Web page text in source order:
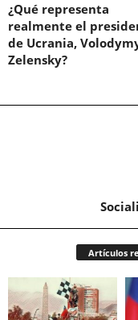
¿Qué representa
realmente el
de Ucrania,
Zelensky?
Artículos